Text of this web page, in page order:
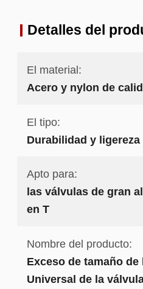
Detalles del
El material:
Acero y nylon de
El tipo:
Durabilidad y ligereza
Apto para:
las válvulas de gran
en T
Nombre del producto:
Exceso de tamaño de
Universal de la